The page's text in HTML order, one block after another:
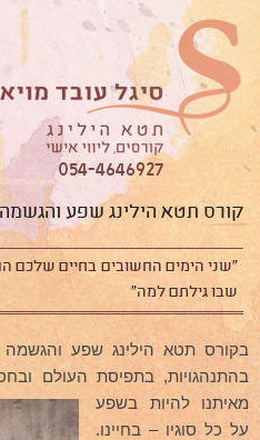
054-4646927
קצת עלי
תטא הילינג
לימודי תטא הילינג
לימודי תטא הילינג
קורס תטא הילינג- יסוד (DNA1-
2)
קורס תטא הילינג שפע והגשמה
"שני הימים החשובים בחיים שלכם
שבו גילתם למה"
בקורס תטא הילינג שפע והגשמה
בהתנהגויות, בתפיסת העולם
מאיתנו להיות בשפע
על כל סוגיו – בחיינו.